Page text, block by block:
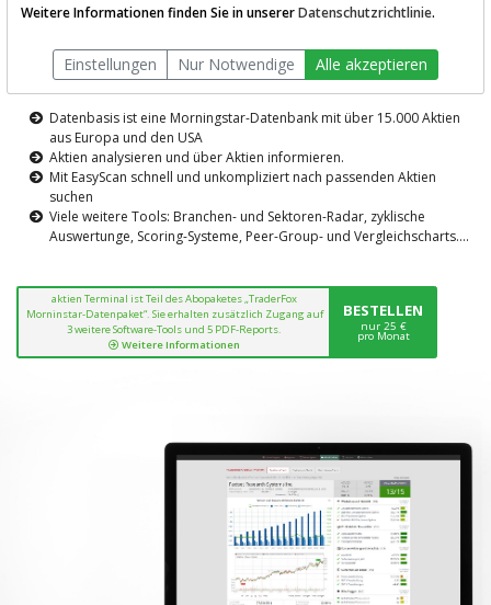
Die Aktienanalyse-Plattform von
TraderFox
Datenbasis ist eine Morningstar-Datenbank mit über 15.000 Aktien
aus Europa und den USA
Aktien analysieren und über Aktien informieren.
Mit EasyScan schnell und unkompliziert nach passenden Aktien
suchen
Viele weitere Tools: Branchen- und Sektoren-Radar, zyklische
Auswertunge, Scoring-Systeme, Peer-Group- und Vergleichscharts....
aktien Terminal ist Teil des Abopaketes „TraderFox
Morninstar-Datenpaket“. Sie erhalten zusätzlich Zugang auf
3 weitere Software-Tools und 5 PDF-Reports.
Weitere Informationen
BESTELLEN
nur 25 €
pro Monat
Weitere Informationen finden Sie in unsererDatenschutzrichtlinie.
Einstellungen Nur Notwendige Alle akzeptieren